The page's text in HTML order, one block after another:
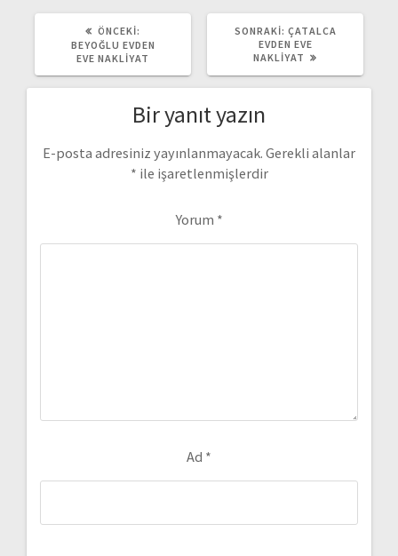
ÖNCEKI:
YAZI:
BEYOĞLU EVDEN
EVE NAKLIYAT
SONRAKI: SONRAKI
YAZI:
ÇATALCA
EVDEN EVE
NAKLIYAT
Bir yanıt yazın
E-posta adresiniz yayınlanmayacak. Gerekli alanlar
* ile işaretlenmişlerdir
Yorum *
Ad *